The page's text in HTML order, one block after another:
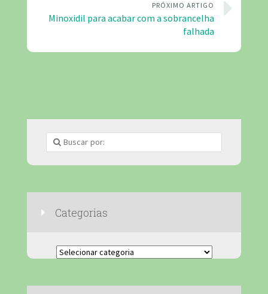
PRÓXIMO ARTIGO
Minoxidil para acabar com a sobrancelha
falhada
Categorias
Categorias